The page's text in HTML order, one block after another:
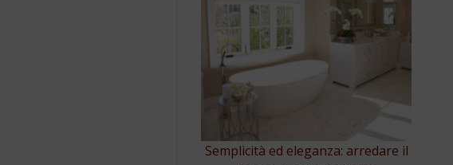
Semplicità ed eleganza: arredare il